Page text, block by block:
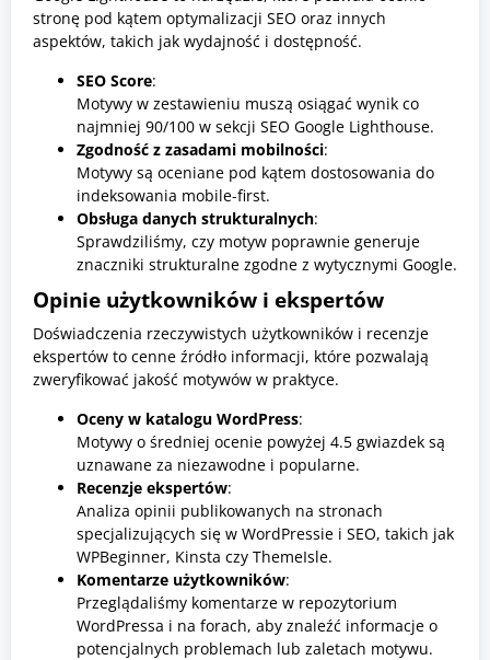
stronę pod kątem optymalizacji SEO oraz innych
aspektów, takich jak wydajność i dostępność.
SEO Score:
Motywy w zestawieniu muszą osiągać wynik co
najmniej 90/100 w sekcji SEO Google Lighthouse.
Zgodność z zasadami mobilności:
Motywy są oceniane pod kątem dostosowania do
indeksowania mobile-first.
Obsługa danych strukturalnych:
Sprawdziliśmy, czy motyw poprawnie generuje
znaczniki strukturalne zgodne z wytycznymi Google.
Opinie użytkowników i ekspertów
Doświadczenia rzeczywistych użytkowników i recenzje
ekspertów to cenne źródło informacji, które pozwalają
zweryfikować jakość motywów w praktyce.
Oceny w katalogu WordPress:
Motywy o średniej ocenie powyżej 4.5 gwiazdek są
uznawane za niezawodne i popularne.
Recenzje ekspertów:
Analiza opinii publikowanych na stronach
specjalizujących się w WordPressie i SEO, takich jak
WPBeginner, Kinsta czy ThemeIsle.
Komentarze użytkowników:
Przeglądaliśmy komentarze w repozytorium
WordPressa i na forach, aby znaleźć informacje o
potencjalnych problemach lub zaletach motywu.